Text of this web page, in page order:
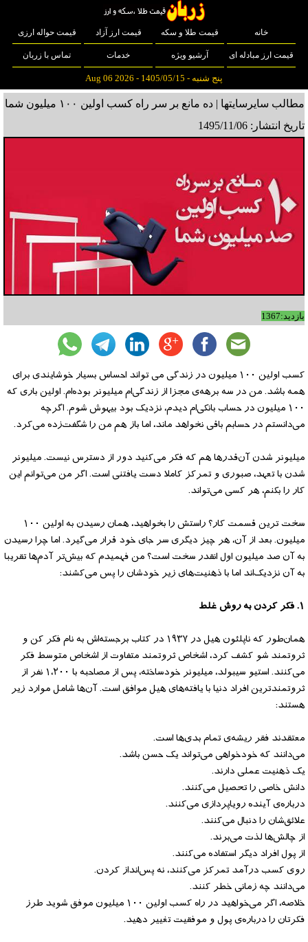
خانه قیمت طلا و سکه قیمت ارز آزاد قیمت حواله ارزی
قیمت ارز مبادله ای آرشیو ویژه خدمات تماس با زربان
پنج شنبه - 1405/05/15 - Aug 06 2026
مطالب سایرسایتها | ده مانع بر سر راه کسب اولین ۱۰۰ میلیون شما
تاریخ انتشار: 1495/11/06
بازدید:1367
کسب اولین ۱۰۰ میلیون در زندگی می تواند احساس بسیار خوشایندی برای
همه باشد. من در سه برهه‌ی مجزا از زندگی‌ام میلیونر بوده‌ام. اولین باری که
۱۰۰ میلیون در حساب بانکی‌ام دیدم، نزدیک بود بیهوش شوم. اگرچه
می‌دانستم در حسابم باقی نخواهد ماند، اما باز هم من را شگفت‌زده می‌کرد.
میلیونر شدن آن‌قدرها هم که فکر می‌کنید دور از دسترس نیست. میلیونر
شدن با تعهد، صبوری و تمرکز کاملا دست یافتنی است. اگر من می‌توانم این
کار را بکنم، هر کسی می‌تواند.
سخت ترین قسمت کار؟ راستش را بخواهید، همان رسیدن به اولین ۱۰۰
میلیون. بعد از آن، هر چیز دیگری سر جای خود قرار می‌گیرد. اما چرا رسیدن
به آن صد میلیون اول انقدر سخت است؟ من فهمیدم که بیش‌تر آدم‌ها تقریبا
به آن نزدیک‌اند اما با ذهنیت‌های زیر خودشان را پس می‌کشند:
۱. فکر کردن به روش غلط
همان‌طور که ناپلئون هیل در ۱۹۳۷ در کتاب برجسته‌‌اش به نام فکر کن و
ثروتمند شو کشف کرد، اشخاص ثروتمند متفاوت از اشخاص متوسط فکر
می‌کنند. استیو سیبولد، میلیونر خودساخته، پس از مصاحبه با ۱،۲۰۰ نفر از
ثروتمندترین افراد دنیا با یافته‌های هیل موافق است. آن‌ها شامل موارد زیر
هستند:
معتقدند فقر ریشه‌ی تمام بدی‌ها است.
می‌دانند که خودخواهی می‌تواند یک حسن باشد.
یک ذهنیت عملی دارند.
دانش‌ خاصی را تحصیل می‌کنند.
درباره‌ی آینده رویاپردازی می‌کنند.
علائق‌شان را دنبال می‌کنند.
از چالش‌ها لذت می‌برند.
از پول افراد دیگر استفاده می‌کنند.
روی کسب درآمد تمرکز می‌کنند، نه پس‌انداز کردن.
می‌دانند چه زمانی خطر کنند.
خلاصه، اگر می‌خواهید در راه کسب اولین ۱۰۰ میلیون موفق شوید طرز
فکرتان را درباره‌ی پول و موفقیت تغییر دهید.